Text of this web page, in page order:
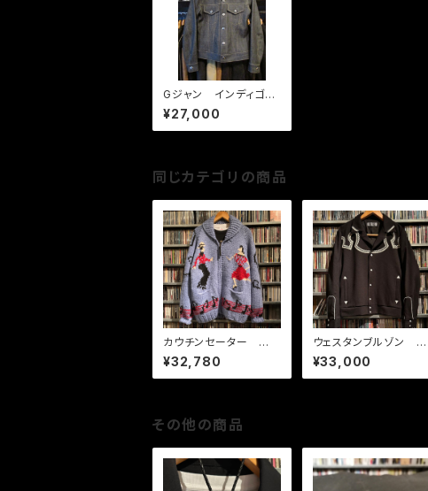
Gジャン インディゴデ
ニム
¥27,000
同じカテゴリの商品
カウチンセーター ロッ
クンロール ダンス
¥32,780
ウェスタンブルゾン メ
キシカン BK
¥33,000
その他の商品